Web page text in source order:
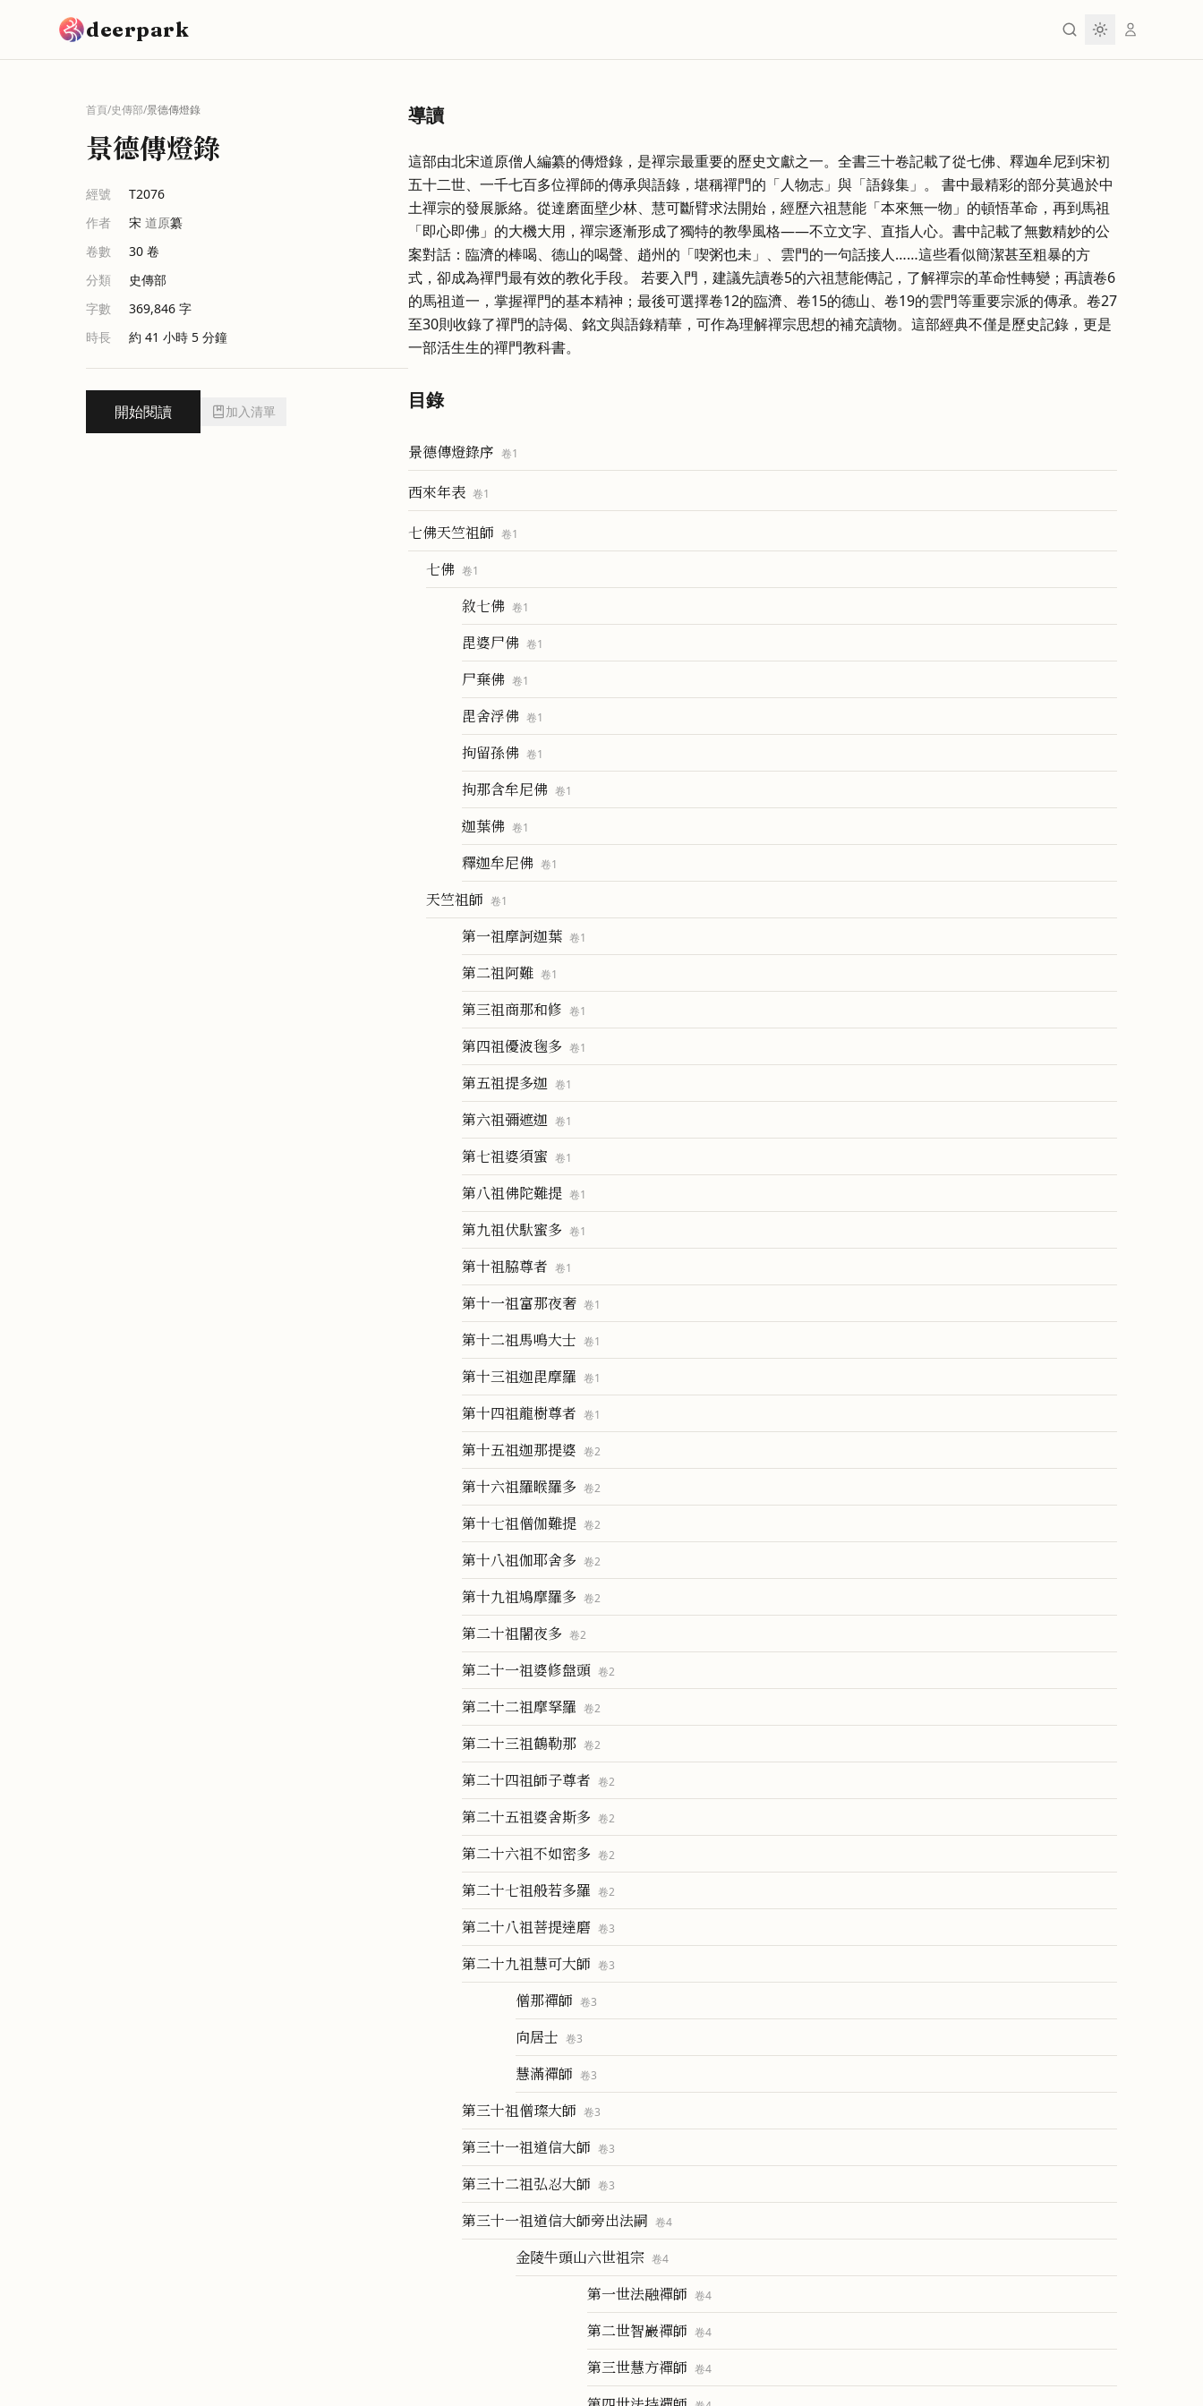
deerpark
首頁/史傳部/景德傳燈錄
景德傳燈錄
經號
T2076
作者
宋 道原纂
卷數
30 卷
分類
史傳部
字數
369,846 字
時長
約 41 小時 5 分鐘
開始閱讀 加入清單
導讀
這部由北宋道原僧人編纂的傳燈錄，是禪宗最重要的歷史文獻之一。全書三十卷記載了從七佛、釋迦牟尼到宋初
五十二世、一千七百多位禪師的傳承與語錄，堪稱禪門的「人物志」與「語錄集」。 書中最精彩的部分莫過於中
土禪宗的發展脈絡。從達磨面壁少林、慧可斷臂求法開始，經歷六祖慧能「本來無一物」的頓悟革命，再到馬祖
「即心即佛」的大機大用，禪宗逐漸形成了獨特的教學風格——不立文字、直指人心。書中記載了無數精妙的公
案對話：臨濟的棒喝、德山的喝聲、趙州的「喫粥也未」、雲門的一句話接人……這些看似簡潔甚至粗暴的方
式，卻成為禪門最有效的教化手段。 若要入門，建議先讀卷5的六祖慧能傳記，了解禪宗的革命性轉變；再讀卷6
的馬祖道一，掌握禪門的基本精神；最後可選擇卷12的臨濟、卷15的德山、卷19的雲門等重要宗派的傳承。卷27
至30則收錄了禪門的詩偈、銘文與語錄精華，可作為理解禪宗思想的補充讀物。這部經典不僅是歷史記錄，更是
一部活生生的禪門教科書。
目錄
景德傳燈錄序 卷1
西來年表 卷1
七佛天竺祖師 卷1
七佛 卷1
敘七佛 卷1
毘婆尸佛 卷1
尸棄佛 卷1
毘舍浮佛 卷1
拘留孫佛 卷1
拘那含牟尼佛 卷1
迦葉佛 卷1
釋迦牟尼佛 卷1
天竺祖師 卷1
第一祖摩訶迦葉 卷1
第二祖阿難 卷1
第三祖商那和修 卷1
第四祖優波毱多 卷1
第五祖提多迦 卷1
第六祖彌遮迦 卷1
第七祖婆須蜜 卷1
第八祖佛陀難提 卷1
第九祖伏馱蜜多 卷1
第十祖脇尊者 卷1
第十一祖富那夜奢 卷1
第十二祖馬鳴大士 卷1
第十三祖迦毘摩羅 卷1
第十四祖龍樹尊者 卷1
第十五祖迦那提婆 卷2
第十六祖羅睺羅多 卷2
第十七祖僧伽難提 卷2
第十八祖伽耶舍多 卷2
第十九祖鳩摩羅多 卷2
第二十祖闍夜多 卷2
第二十一祖婆修盤頭 卷2
第二十二祖摩拏羅 卷2
第二十三祖鶴勒那 卷2
第二十四祖師子尊者 卷2
第二十五祖婆舍斯多 卷2
第二十六祖不如密多 卷2
第二十七祖般若多羅 卷2
第二十八祖菩提達磨 卷3
第二十九祖慧可大師 卷3
僧那禪師 卷3
向居士 卷3
慧滿禪師 卷3
第三十祖僧璨大師 卷3
第三十一祖道信大師 卷3
第三十二祖弘忍大師 卷3
第三十一祖道信大師旁出法嗣 卷4
金陵牛頭山六世祖宗 卷4
第一世法融禪師 卷4
第二世智巖禪師 卷4
第三世慧方禪師 卷4